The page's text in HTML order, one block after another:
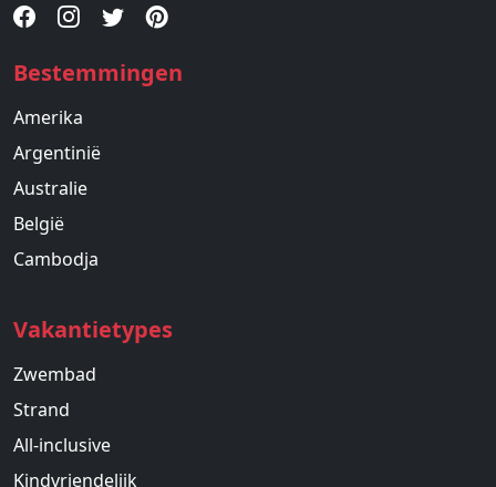
Bestemmingen
Amerika
Argentinië
Australie
België
Cambodja
Vakantietypes
Zwembad
Strand
All-inclusive
Kindvriendelijk